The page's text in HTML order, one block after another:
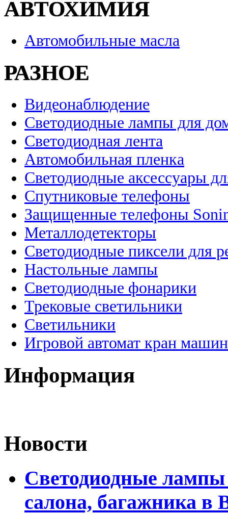
АВТОХИМИЯ
Автомобильные масла
РАЗНОЕ
Видеонаблюдение
Светодиодные лампы для
Светодиодная лента
Автомобильная пленка
Светодиодные аксессуары
Спутниковые телефоны
Защищенные телефоны
Металлодетекторы
Светодиодные пиксели для
Настольные лампы
Светодиодные фонарики
Трековые светильники
Светильники
Игровой автомат кран
Информация
Новости
Светодиодные лампы
салона, багажника в